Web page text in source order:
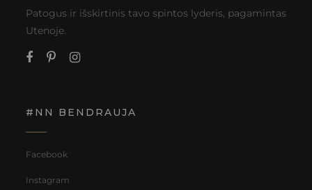
Patogus ir išskirtinis tavo spintos lyderis, pagamintas
Utenoje.
#NN BENDRAUJA
Facebook
Instagram